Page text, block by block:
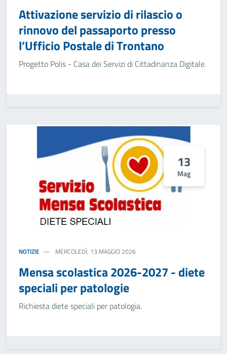
Attivazione servizio di rilascio o
rinnovo del passaporto presso
l’Ufficio Postale di Trontano
Progetto Polis - Casa dei Servizi di Cittadinanza Digitale.
13
Mag
NOTIZIE MERCOLEDÌ, 13 MAGGIO 2026
Mensa scolastica 2026-2027 - diete
speciali per patologie
Richiesta diete speciali per patologia.